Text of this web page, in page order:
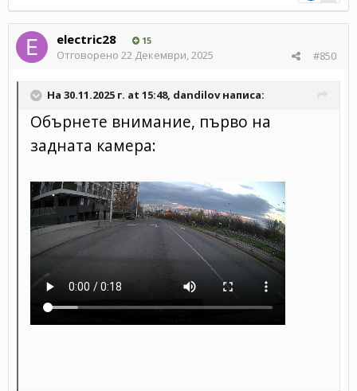
electric28 15
#850
Отговорено 22 Декември, 2025
На 30.11.2025 г. at 15:48, dandilovнаписа:
Обърнете внимание, първо на
задната камера: